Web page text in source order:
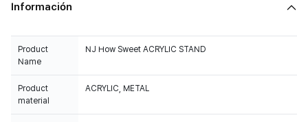
Información
Product
Name
NJ How Sweet ACRYLIC STAND
Product
material
ACRYLIC, METAL